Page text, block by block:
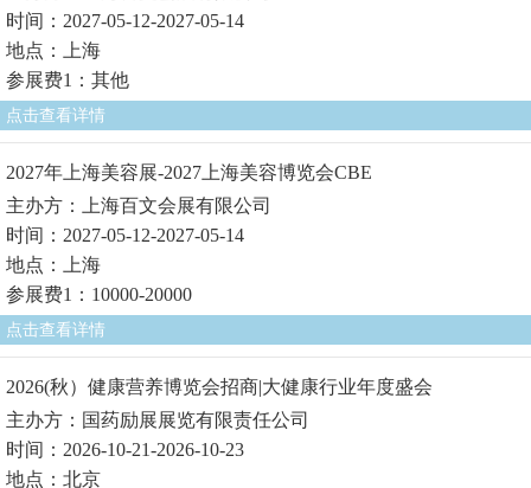
时间：2027-05-12-2027-05-14
地点：上海
参展费1：其他
点击查看详情
2027年上海美容展-2027上海美容博览会CBE
主办方：上海百文会展有限公司
时间：2027-05-12-2027-05-14
地点：上海
参展费1：10000-20000
点击查看详情
2026(秋）健康营养博览会招商|大健康行业年度盛会
主办方：国药励展展览有限责任公司
时间：2026-10-21-2026-10-23
地点：北京